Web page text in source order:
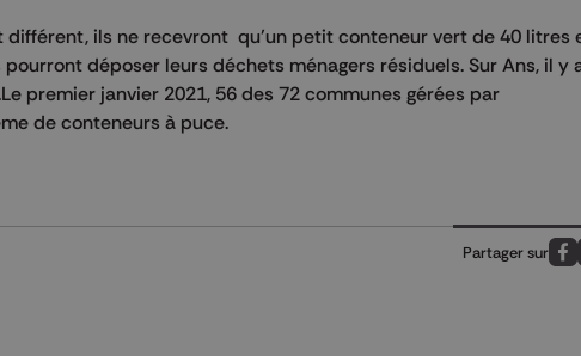
différent, ils ne recevront qu’un petit conteneur vert de 40 litres
déposer leurs déchets ménagers résiduels. Sur Ans, il y
premier janvier 2021, 56 des 72 communes gérées par
de conteneurs à puce.
Partager sur